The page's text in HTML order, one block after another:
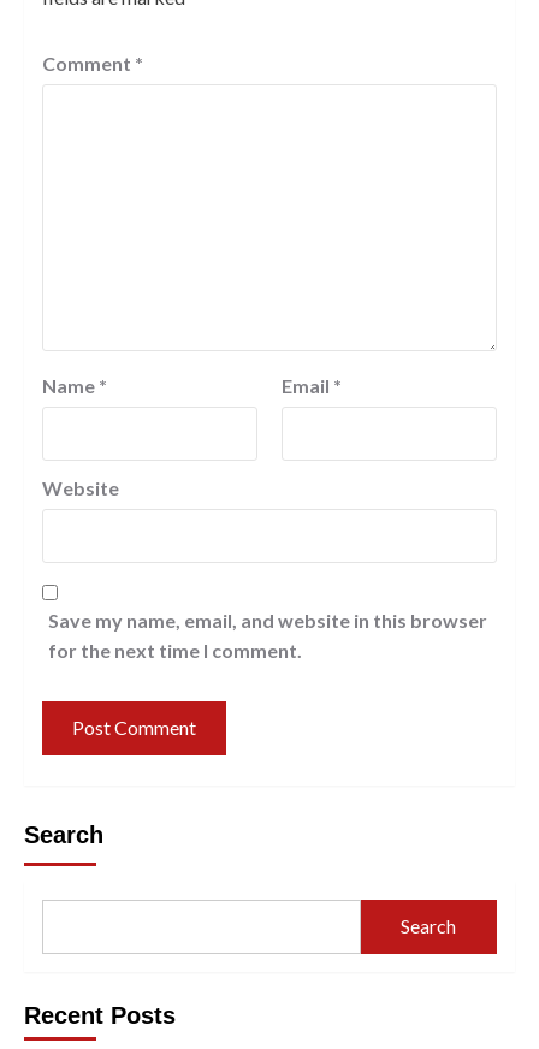
Comment *
Name * Email *
Website
Save my name, email, and website in this browser
for the next time I comment.
Search
Search
Recent Posts